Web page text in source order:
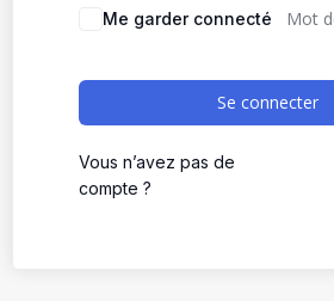
Me garder connecté Mot
Se connecter
Vous n’avez pas de
compte ?